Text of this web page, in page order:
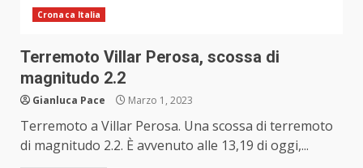
Cronaca Italia
Terremoto Villar Perosa, scossa di
magnitudo 2.2
Gianluca Pace Marzo 1, 2023
Terremoto a Villar Perosa. Una scossa di terremoto
di magnitudo 2.2. È avvenuto alle 13,19 di oggi,...